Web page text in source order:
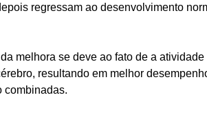
regressam ao desenvolvimento
melhora se deve ao fato de a
resultando em melhor
combinadas.